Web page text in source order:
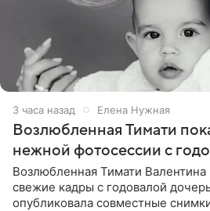
3 часа назад Елена Нужная
Возлюбленная Тимати
нежной фотосессии с
Возлюбленная Тимати Валентина
свежие кадры с годовалой
опубликовала совместные